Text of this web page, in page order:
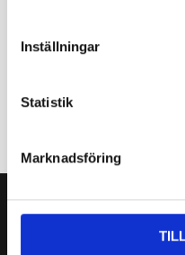
Inställningar
Statistik
Marknadsföring
Nyhetsbrev